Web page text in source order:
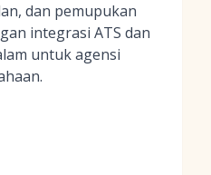
dan pemupukan
integrasi ATS dan
untuk agensi